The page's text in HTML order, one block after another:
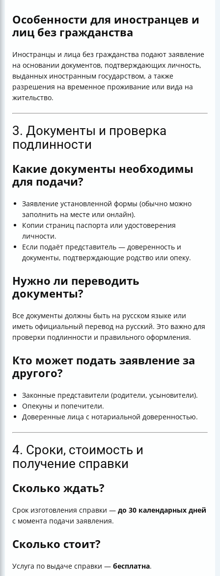
Особенности для иностранцев и
лиц без гражданства
Иностранцы и лица без гражданства подают заявление
на основании документов, подтверждающих личность,
выданных иностранным государством, а также
разрешения на временное проживание или вида на
жительство.
3. Документы и проверка
подлинности
Какие документы необходимы
для подачи?
Заявление установленной формы (обычно можно
заполнить на месте или онлайн).
Копии страниц паспорта или удостоверения
личности.
Если подаёт представитель — доверенность и
документы, подтверждающие родство или опеку.
Нужно ли переводить
документы?
Все документы должны быть на русском языке или
иметь официальный перевод на русский. Это важно для
проверки подлинности и правильного оформления.
Кто может подать заявление за
другого?
Законные представители (родители, усыновители).
Опекуны и попечители.
Доверенные лица с нотариальной доверенностью.
4. Сроки, стоимость и
получение справки
Сколько ждать?
Срок изготовления справки — до 30 календарных дней
с момента подачи заявления.
Сколько стоит?
Услуга по выдаче справки — бесплатна.